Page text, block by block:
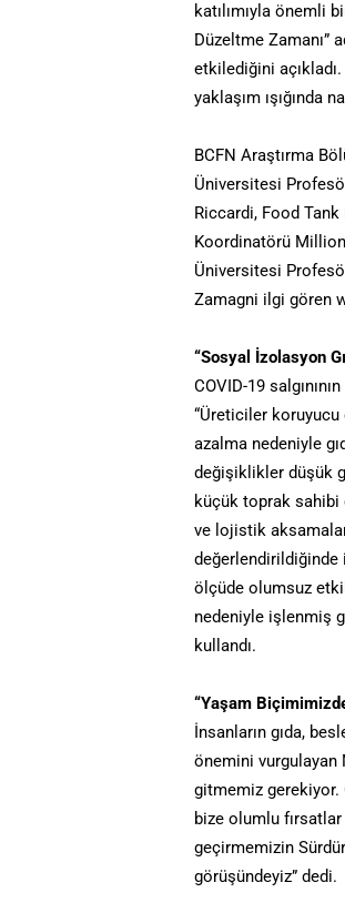
katılımıyla önemli
Düzeltme Zamanı”
etkilediğini
yaklaşım ışığında
BCFN Araştırma
Üniversitesi
Riccardi, Food Tank
Koordinatörü
Üniversitesi
Zamagni ilgi gören
“Sosyal İzolasyon
COVID-19
“Üreticiler
azalma nedeniyle
değişiklikler düşük
küçük toprak
ve lojistik
değerlendirildiğinde
ölçüde olumsuz
nedeniyle işlenmiş
kullandı.
“Yaşam
İnsanların gıda,
önemini
gitmemiz gerekiyor.
bize olumlu
geçirmemizin
görüşündeyiz” dedi.